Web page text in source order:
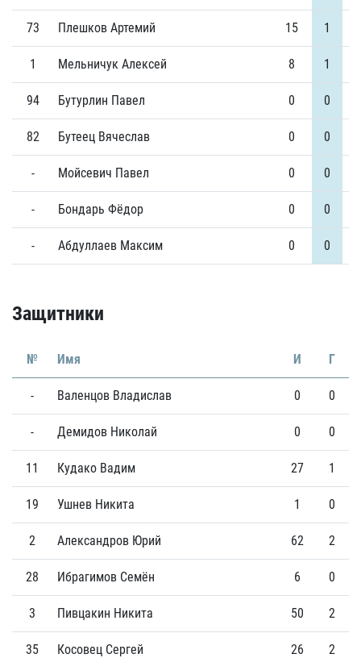
73 Плешков Артемий 15 1
1 Мельничук Алексей 8 1
94 Бутурлин Павел 0 0
82 Бутеец Вячеслав 0 0
- Мойсевич Павел 0 0
- Бондарь Фёдор 0 0
- Абдуллаев Максим 0 0
Защитники
№ Имя И Г
- Валенцов Владислав 0 0
- Демидов Николай 0 0
11 Кудако Вадим 27 1
19 Ушнев Никита 1 0
2 Александров Юрий 62 2
28 Ибрагимов Семён 6 0
3 Пивцакин Никита 50 2
35 Косовец Сергей 26 2